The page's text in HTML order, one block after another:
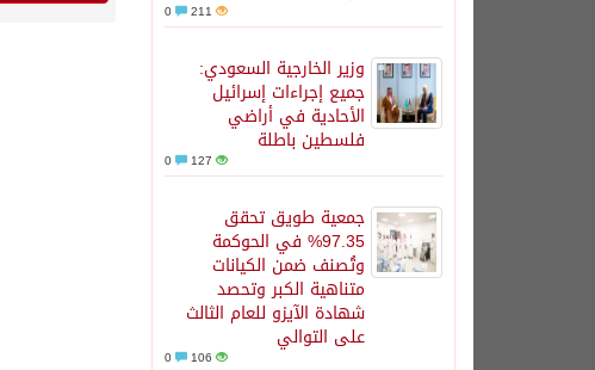
211
وزير الخارجية السعودي:
جميع إجراءات إسرائيل
الأحادية في أراضي
فلسطين باطلة
127
جمعية طويق تحقق
97.35% في الحوكمة
وتُصنف ضمن الكيانات
متناهية الكبر وتحصد
شهادة الآيزو للعام الثالث
على التوالي
106